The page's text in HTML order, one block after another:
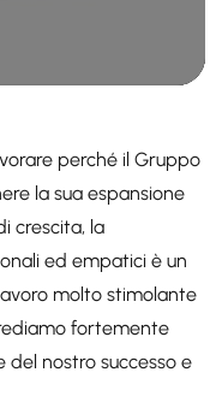
perché il Gruppo
la sua espansione
crescita, la
ed empatici è un
molto stimolante
fortemente
del nostro successo e